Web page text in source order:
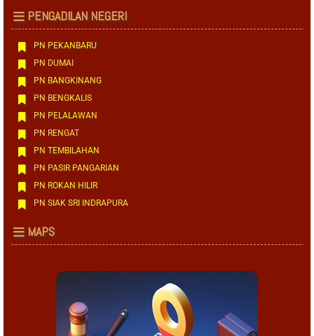
PENGADILAN NEGERI
PN PEKANBARU
PN DUMAI
PN BANGKINANG
PN BENGKALIS
PN PELALAWAN
PN RENGAT
PN TEMBILAHAN
PN PASIR PANGARIAN
PN ROKAN HILIR
PN SIAK SRI INDRAPURA
MAPS